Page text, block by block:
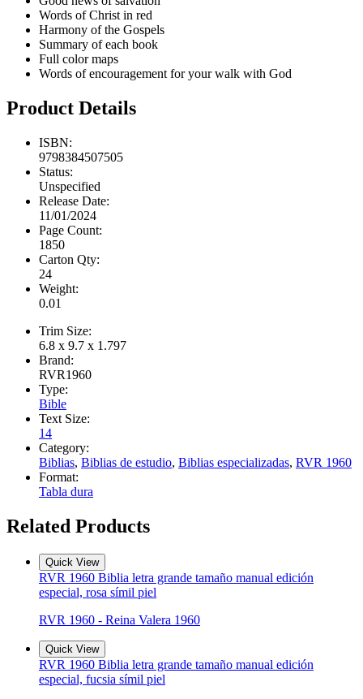
Words of Christ in red
Harmony of the Gospels
Summary of each book
Full color maps
Words of encouragement for your walk with God
Product Details
ISBN:
9798384507505
Status:
Unspecified
Release Date:
11/01/2024
Page Count:
1850
Carton Qty:
24
Weight:
0.01
Trim Size:
6.8 x 9.7 x 1.797
Brand:
RVR1960
Type:
Bible
Text Size:
14
Category:
Biblias, Biblias de estudio, Biblias especializadas, RVR 1960
Format:
Tabla dura
Related Products
Quick View
RVR 1960 Biblia letra grande tamaño manual edición
especial, rosa símil piel
RVR 1960 - Reina Valera 1960
Quick View
RVR 1960 Biblia letra grande tamaño manual edición
especial, fucsia símil piel